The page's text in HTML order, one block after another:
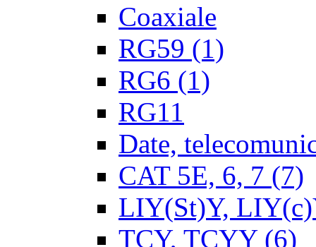
Coaxiale
RG59 (1)
RG6 (1)
RG11
Date,
CAT 5E, 6, 7 (7)
LIY(St)Y,
TCY, TCYY(6)